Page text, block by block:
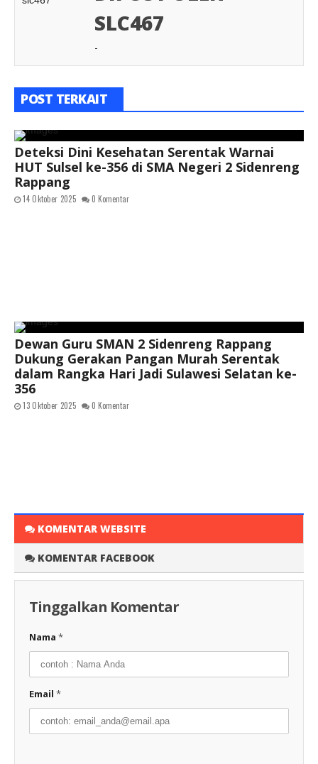
SLC467
-
POST TERKAIT
Deteksi Dini Kesehatan Serentak Warnai
HUT Sulsel ke-356 di SMA Negeri 2 Sidenreng
Rappang
14 Oktober 2025 0 Komentar
Dewan Guru SMAN 2 Sidenreng Rappang
Dukung Gerakan Pangan Murah Serentak
dalam Rangka Hari Jadi Sulawesi Selatan ke-
356
13 Oktober 2025 0 Komentar
KOMENTAR WEBSITE
KOMENTAR FACEBOOK
Tinggalkan Komentar
Nama *
Email *